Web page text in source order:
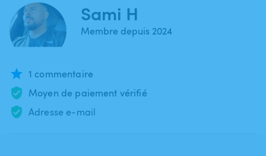
Sami H
Membre depuis 2024
1 commentaire
Moyen de paiement vérifié
Adresse e-mail